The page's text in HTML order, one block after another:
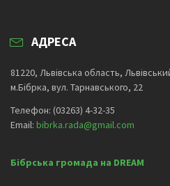
АДРЕСА
81220, Львівська область,
м.Бібрка, вул. Тарнавського, 22
Телефон: (03263) 4-32-35
Email: bibrka.rada@gmail.com
Бібрська громада на DREAM